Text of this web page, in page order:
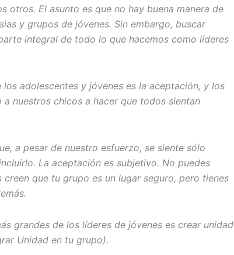
otros. El asunto es que no hay buena manera de
y grupos de jóvenes. Sin embargo, buscar
integral de todo lo que hacemos como líderes
adolescentes y jóvenes es la aceptación, y los
nuestros chicos a hacer que todos sientan
a pesar de nuestro esfuerzo, se siente sólo
La aceptación es subjetivo. No puedes
que tu grupo es un lugar seguro, pero tienes
grandes de los líderes de jóvenes es crear unidad
Unidad en tu grupo).